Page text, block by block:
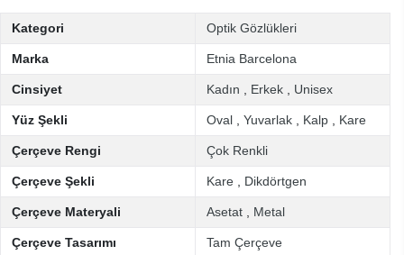
Kategori Optik Gözlükleri
Marka Etnia Barcelona
Cinsiyet Kadın Erkek Unisex
Yüz Şekli Oval Yuvarlak Kalp Kare
Çerçeve Rengi Çok Renkli
Çerçeve Şekli Kare Dikdörtgen
Çerçeve Materyali Asetat Metal
Çerçeve Tasarımı Tam Çerçeve